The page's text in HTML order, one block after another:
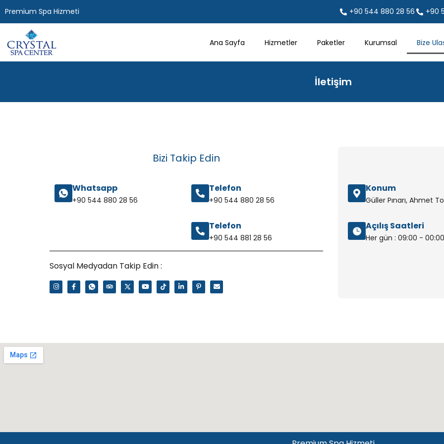
Premium Spa Hizmeti +90 544 880 28 56 +90
Ana Sayfa Hizmetler Paketler Kurumsal Bize
İletişim
Bizi Takip Edin
Whatsapp
+90 544 880 28 56
Telefon
+90 544 880 28 56
Telefon
+90 544 881 28 56
Sosyal Medyadan Takip Edin :
Konum
Güller Pınarı, Ahmet
Açılış Saatleri
Her gün : 09:00 - 00:00